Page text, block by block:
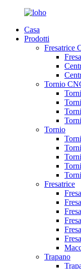
Casa
Prodotti
Fresatrice
Tornio
Tornio
Fresatrice
Trapano